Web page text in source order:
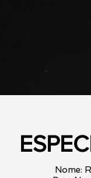
Nome: